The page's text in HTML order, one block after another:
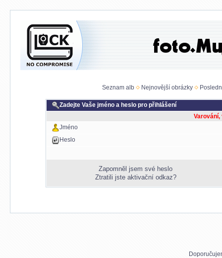
Seznam alb Nejnovější obrázky
Zadejte Vaše jméno a heslo pro přihlášení
Jméno
Heslo
Zapomněl jsem své heslo
Ztratili jste aktivační odkaz?